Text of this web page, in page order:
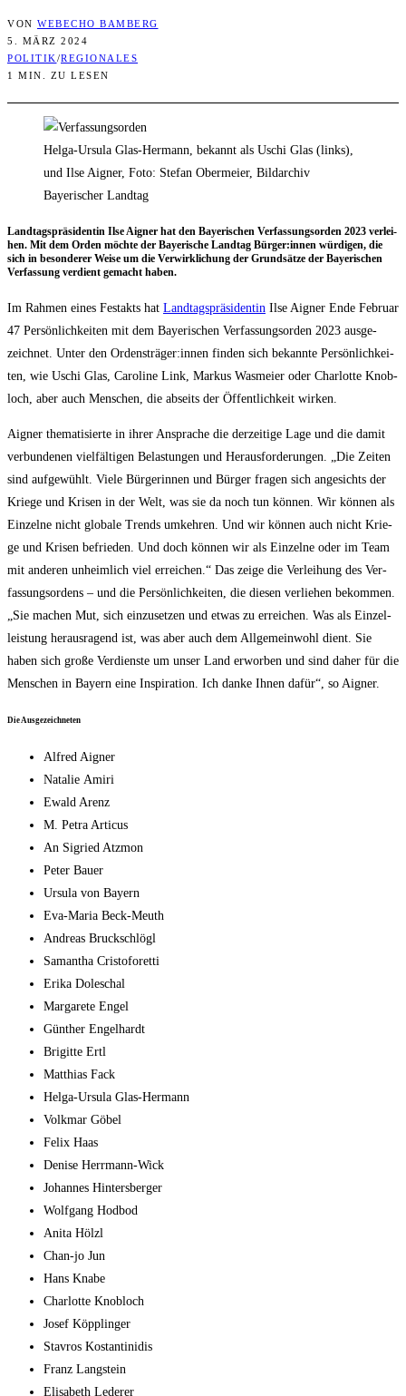
VON WEBECHO BAMBERG
5. MÄRZ 2024
POLITIK/REGIONALES
1 MIN. ZU LESEN
Helga-Ursula Glas-Hermann, bekannt als Uschi Glas (links),
und Ilse Aigner, Foto: Stefan Obermeier, Bildarchiv
Bayerischer Landtag
Land­tags­prä­si­den­tin Ilse Aigner hat den Baye­ri­schen Ver­fas­sungs­or­den 2023 ver­lei­
hen. Mit dem Orden möch­te der Baye­ri­sche Land­tag Bürger:innen wür­di­gen, die
sich in beson­de­rer Wei­se um die Ver­wirk­li­chung der Grund­sät­ze der Baye­ri­schen
Ver­fas­sung ver­dient gemacht haben.
Im Rah­men eines Fest­akts hat Land­tags­prä­si­den­tin Ilse Aigner Ende Febru­ar
47 Per­sön­lich­kei­ten mit dem Baye­ri­schen Ver­fas­sungs­or­den 2023 aus­ge­
zeich­net. Unter den Ordensträger:innen fin­den sich bekann­te Per­sön­lich­kei­
ten, wie Uschi Glas, Caro­li­ne Link, Mar­kus Was­mei­er oder Char­lot­te Knob­
loch, aber auch Men­schen, die abseits der Öffent­lich­keit wirken.
Aigner the­ma­ti­sier­te in ihrer Anspra­che die der­zei­ti­ge Lage und die damit
ver­bun­de­nen viel­fäl­ti­gen Belas­tun­gen und Her­aus­for­de­run­gen. „Die Zei­ten
sind auf­ge­wühlt. Vie­le Bür­ge­rin­nen und Bür­ger fra­gen sich ange­sichts der
Krie­ge und Kri­sen in der Welt, was sie da noch tun kön­nen. Wir kön­nen als
Ein­zel­ne nicht glo­ba­le Trends umkeh­ren. Und wir kön­nen auch nicht Krie­
ge und Kri­sen befrie­den. Und doch kön­nen wir als Ein­zel­ne oder im Team
mit ande­ren unheim­lich viel errei­chen.“ Das zei­ge die Ver­lei­hung des Ver­
fas­sungs­or­dens – und die Per­sön­lich­kei­ten, die die­sen ver­lie­hen bekom­men.
„Sie machen Mut, sich ein­zu­set­zen und etwas zu errei­chen. Was als Ein­zel­
leis­tung her­aus­ra­gend ist, was aber auch dem All­ge­mein­wohl dient. Sie
haben sich gro­ße Ver­diens­te um unser Land erwor­ben und sind daher für die
Men­schen in Bay­ern eine Inspi­ra­ti­on. Ich dan­ke Ihnen dafür“, so Aigner.
Die Aus­ge­zeich­ne­ten
Alfred Aigner
Nata­lie Amiri
Ewald Are­nz
M. Petra Articus
An Sig­ried Atzmon
Peter Bau­er
Ursu­la von Bayern
Eva-Maria Beck-Meuth
Andre­as Bruckschlögl
Saman­tha Cristoforetti
Eri­ka Doleschal
Mar­ga­re­te Engel
Gün­ther Engelhardt
Bri­git­te Ertl
Mat­thi­as Fack
Hel­ga-Ursu­la Glas-Hermann
Volk­mar Göbel
Felix Haas
Deni­se Herrmann-Wick
Johan­nes Hintersberger
Wolf­gang Hodbod
Ani­ta Hölzl
Chan-jo Jun
Hans Kna­be
Char­lot­te Knobloch
Josef Köp­plin­ger
Stavros Kostan­ti­ni­dis
Franz Lang­stein
Eli­sa­beth Lederer